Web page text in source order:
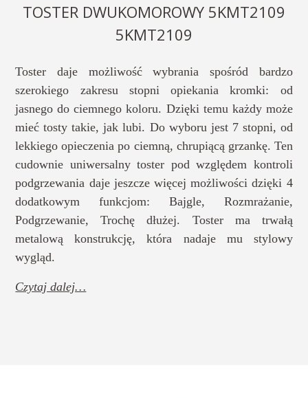
TOSTER DWUKOMOROWY 5KMT2109
5KMT2109
Toster daje możliwość wybrania spośród bardzo
szerokiego zakresu stopni opiekania kromki: od
jasnego do ciemnego koloru. Dzięki temu każdy może
mieć tosty takie, jak lubi. Do wyboru jest 7 stopni, od
lekkiego opieczenia po ciemną, chrupiącą grzankę. Ten
cudownie uniwersalny toster pod względem kontroli
podgrzewania daje jeszcze więcej możliwości dzięki 4
dodatkowym funkcjom: Bajgle, Rozmrażanie,
Podgrzewanie, Trochę dłużej. Toster ma trwałą
metalową konstrukcję, która nadaje mu stylowy
wygląd.
Czytaj dalej…